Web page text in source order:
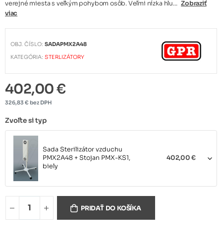
verejné miesta s veľkým pohybom osôb. Veľmi nízka hlu... Zobraziť
viac
OBJ. ČÍSLO:SADAPMX2A48
KATEGÓRIA:STERLIZÁTORY
402,00 €
326,83 € bez DPH
Zvoľte si typ
Sada Sterilizátor vzduchu
PMX2A48 + Stojan PMX-KS1,
biely
402,00 €
Sada Sterilizátor vzduchu
PMX2A48 + Stojan PMX-KS1,
čierny
PRIDAŤ DO KOŠÍKA